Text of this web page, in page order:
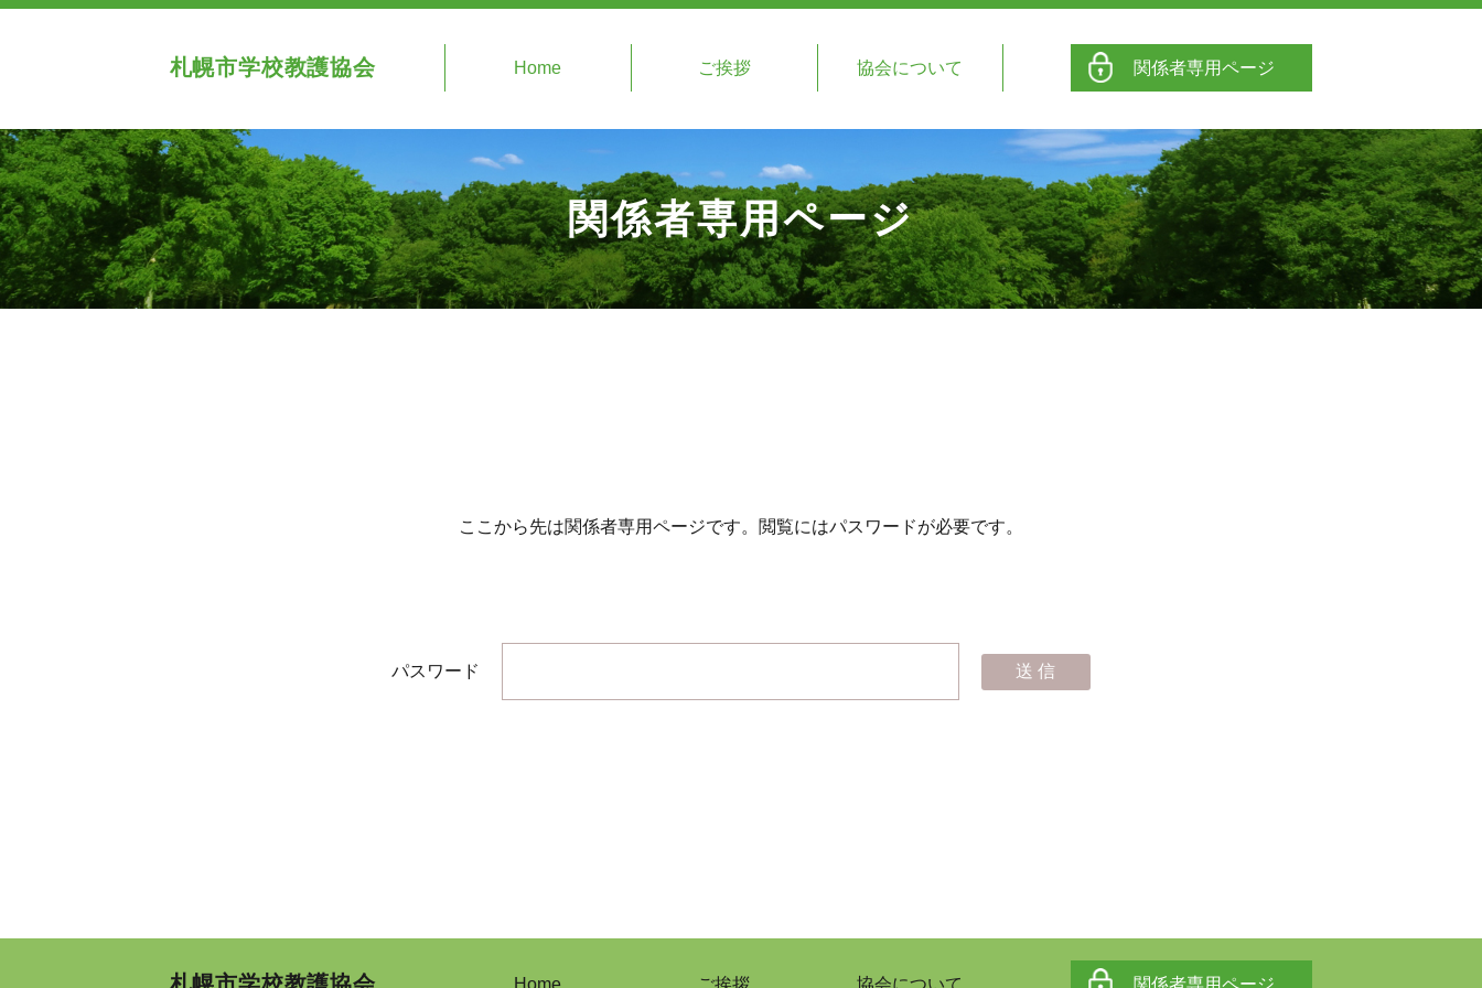
札幌市学校教護協会 Home ご挨拶 協会について 関係者専用ページ
関係者専用ページ
ここから先は関係者専用ページです。 閲覧にはパスワードが必要です。
パスワード
Home ご挨拶 協会について 関係者専用ページ